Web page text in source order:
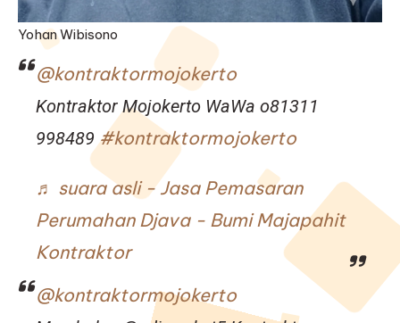
Yohan Wibisono
@kontraktormojokerto
Kontraktor Mojokerto WaWa o81311
998489#kontraktormojokerto
♬ suara asli - Jasa Pemasaran
Perumahan Djava - Bumi Majapahit
Kontraktor
@kontraktormojokerto